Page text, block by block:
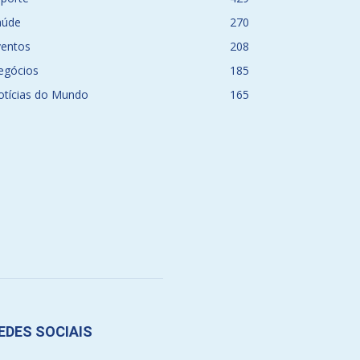
270
208
185
do Mundo
165
SOCIAIS